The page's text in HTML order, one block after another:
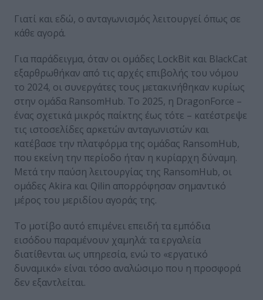
Γιατί και εδώ, ο ανταγωνισμός λειτουργεί όπως σε
κάθε αγορά.
Για παράδειγμα, όταν οι ομάδες LockBit και BlackCat
εξαρθρωθήκαν από τις αρχές επιβολής του νόμου
το 2024, οι συνεργάτες τους μετακινήθηκαν κυρίως
στην ομάδα RansomHub. Το 2025, η DragonForce –
ένας σχετικά μικρός παίκτης έως τότε – κατέστρεψε
τις ιστοσελίδες αρκετών ανταγωνιστών και
κατέβασε την πλατφόρμα της ομάδας RansomHub,
που εκείνη την περίοδο ήταν η κυρίαρχη δύναμη.
Μετά την παύση λειτουργίας της RansomHub, οι
ομάδες Akira και Qilin απορρόφησαν σημαντικό
μέρος του μεριδίου αγοράς της.
Το μοτίβο αυτό επιμένει επειδή τα εμπόδια
εισόδου παραμένουν χαμηλά: τα εργαλεία
διατίθενται ως υπηρεσία, ενώ το «εργατικό
δυναμικό» είναι τόσο αναλώσιμο που η προσφορά
δεν εξαντλείται.